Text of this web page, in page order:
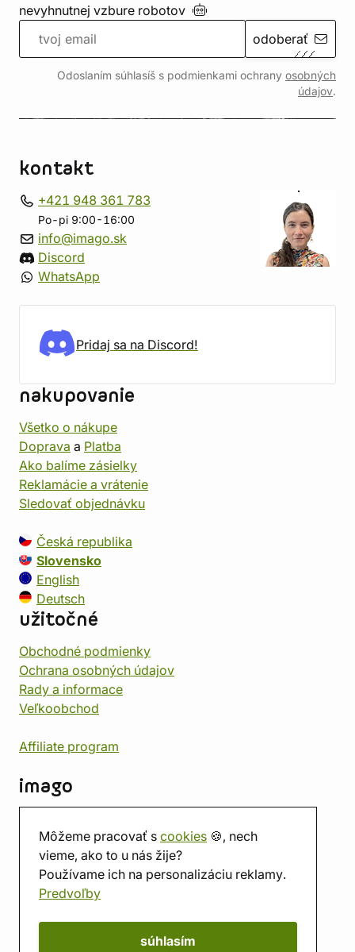
Môžeme pracovať s cookies 🍪, nech
vieme, ako to u nás žije?
Používame ich na personalizáciu reklamy.
Predvoľby
súhlasím
nevyhnutnej vzbure robotov
odoberať
Odoslaním súhlasíš s podmienkami ochrany osobných
údajov.
kontakt
+421 948 361 783
Po-pi 9:00-16:00
info@imago.sk
Discord
WhatsApp
Pridaj sa na Discord!
nakupovanie
Všetko o nákupe
Doprava a Platba
Ako balíme zásielky
Reklamácie a vrátenie
Sledovať objednávku
Česká republika
Slovensko
English
Deutsch
užitočné
Obchodné podmienky
Ochrana osobných údajov
Rady a informace
Veľkoobchod
Affiliate program
imago
Predajňa
Herňa
O nás
Hodnotenie obchodu